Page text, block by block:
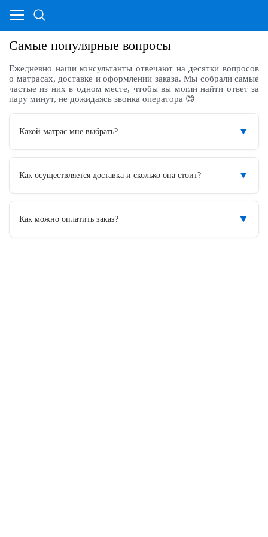
Самые популярные вопросы
Ежедневно наши консультанты отвечают на десятки вопросов
о матрасах, доставке и оформлении заказа. Мы собрали самые
частые из них в одном месте, чтобы вы могли найти ответ за
пару минут, не дожидаясь звонка оператора 😊
Какой матрас мне выбрать? ▼
Как осуществляется доставка и сколько она стоит? ▼
Как можно оплатить заказ? ▼